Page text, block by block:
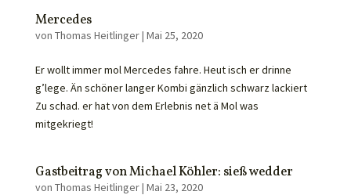
Mercedes
von Thomas Heitlinger| Mai 25, 2020
Er wollt immer mol Mercedes fahre. Heut isch er drinne
g’lege. Än schöner langer Kombi gänzlich schwarz lackiert
Zu schad. er hat von dem Erlebnis net ä Mol was
mitgekriegt!
Gastbeitrag von Michael Köhler: sieß wedder
von Thomas Heitlinger| Mai 23, 2020